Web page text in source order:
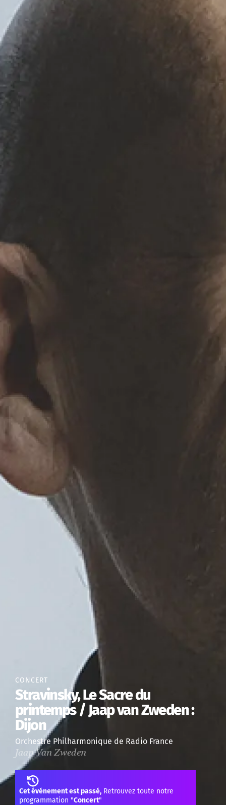
CONCERT
Stravinsky, Le Sacre du
printemps / Jaap van Zweden :
Dijon
Orchestre Philharmonique de Radio France
Jaap Van Zweden
Cet événement est passé, Retrouvez toute notre
programmation "Concert"